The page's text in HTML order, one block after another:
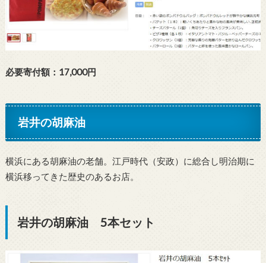
必要寄付額：17,000円
岩井の胡麻油
横浜にある胡麻油の老舗。江戸時代（安政）に総合し明治期に
横浜移ってきた歴史のあるお店。
岩井の胡麻油 5本セット